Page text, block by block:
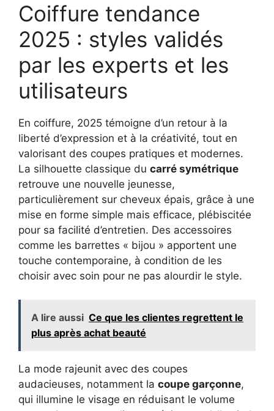
Coiffure tendance
2025 : styles validés
par les experts et les
utilisateurs
En coiffure, 2025 témoigne d’un retour à la
liberté d’expression et à la créativité, tout en
valorisant des coupes pratiques et modernes.
La silhouette classique du carré symétrique
retrouve une nouvelle jeunesse,
particulièrement sur cheveux épais, grâce à une
mise en forme simple mais efficace, plébiscitée
pour sa facilité d’entretien. Des accessoires
comme les barrettes « bijou » apportent une
touche contemporaine, à condition de les
choisir avec soin pour ne pas alourdir le style.
A lire aussi Ce que les clientes regrettent le
plus après achat beauté
La mode rajeunit avec des coupes
audacieuses, notamment la coupe garçonne,
qui illumine le visage en réduisant le volume